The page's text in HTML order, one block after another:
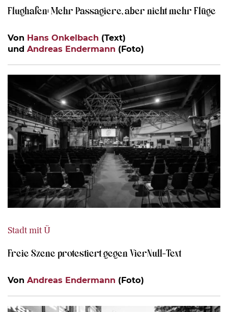
Flughafen: Mehr Passagiere, aber nicht mehr Flüge
Von Hans Onkelbach (Text)
und Andreas Endermann (Foto)
Stadt mit Ü
Freie Szene protestiert gegen VierNull-Text
Von Andreas Endermann (Foto)